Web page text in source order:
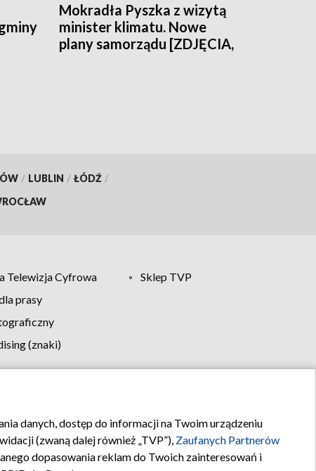
Mokradła Pyszka z wizytą
minister klimatu. Nowe
plany samorządu [ZDJĘCIA,
/ LUBLIN / ŁÓDŹ /
Telewizja Cyfrowa
Sklep TVP
prasy
(znaki)
Kontakt
danych, dostęp do informacji na Twoim urządzeniu
(zwaną dalej również „TVP”), Zaufanych Partnerów
dopasowania reklam do Twoich zainteresowań i